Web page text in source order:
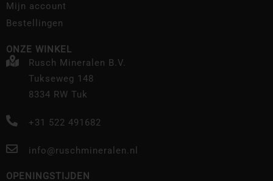
Mijn account
Bestellingen
ONZE WINKEL
Rusch Mineralen B.V.
Tukseweg 148
8334 RW Tuk
+31 522 491682
info@ruschmineralen.nl
OPENINGSTIJDEN